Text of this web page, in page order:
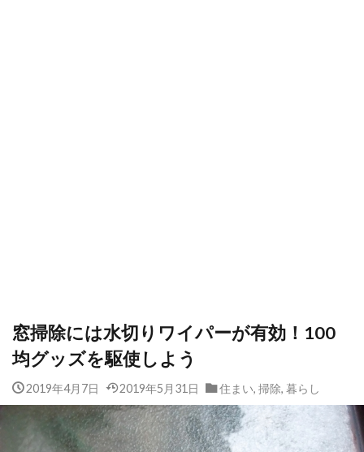
窓掃除には水切りワイパーが有効！100
均グッズを駆使しよう
2019年4月7日 2019年5月31日 住まい, 掃除, 暮らし